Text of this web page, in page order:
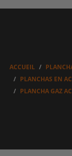
ACCUEIL
PLANCHAS EN
PLANCHA GAZ